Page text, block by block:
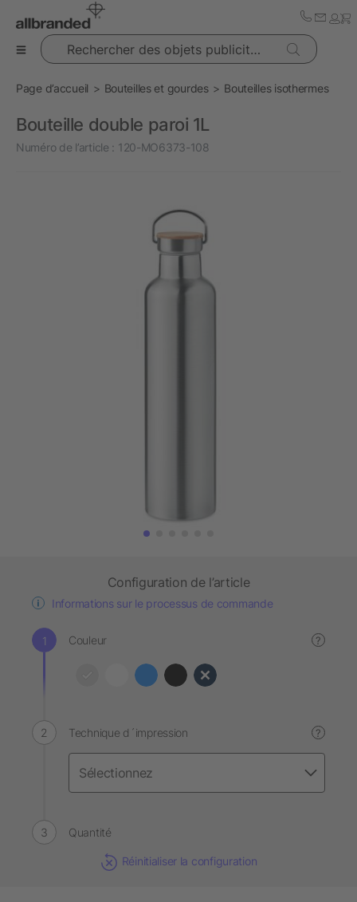
Rechercher des objets publicitaires
Page d’accueil Bouteilles et gourdes Bouteilles isothermes
Bouteille double paroi 1L
Numéro de l’article : 120-MO6373-108
Configuration de l’article
Informations sur le processus de commande
Couleur ?
Technique d´impression ?
Quantité
Réinitialiser la configuration